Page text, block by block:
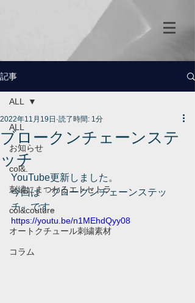
記事
ALL
お知らせ
col&.
刺繍にまつわるエトセトラ
col&couture
オートクチュール刺繍素材
コラム
ALL
ブロークンチェーンステ
ッチ
2022年11月19日 読了時間: 1分
YouTube更新しました。
今回は「ブロークンチェーンステッ
チ」です。
https://youtu.be/n1MEhdQyy08